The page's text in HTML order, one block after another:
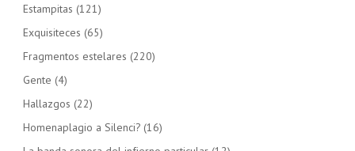
Estampitas (121)
Exquisiteces (65)
Fragmentos estelares (220)
Gente (4)
Hallazgos (22)
Homenaplagio a Silenci? (16)